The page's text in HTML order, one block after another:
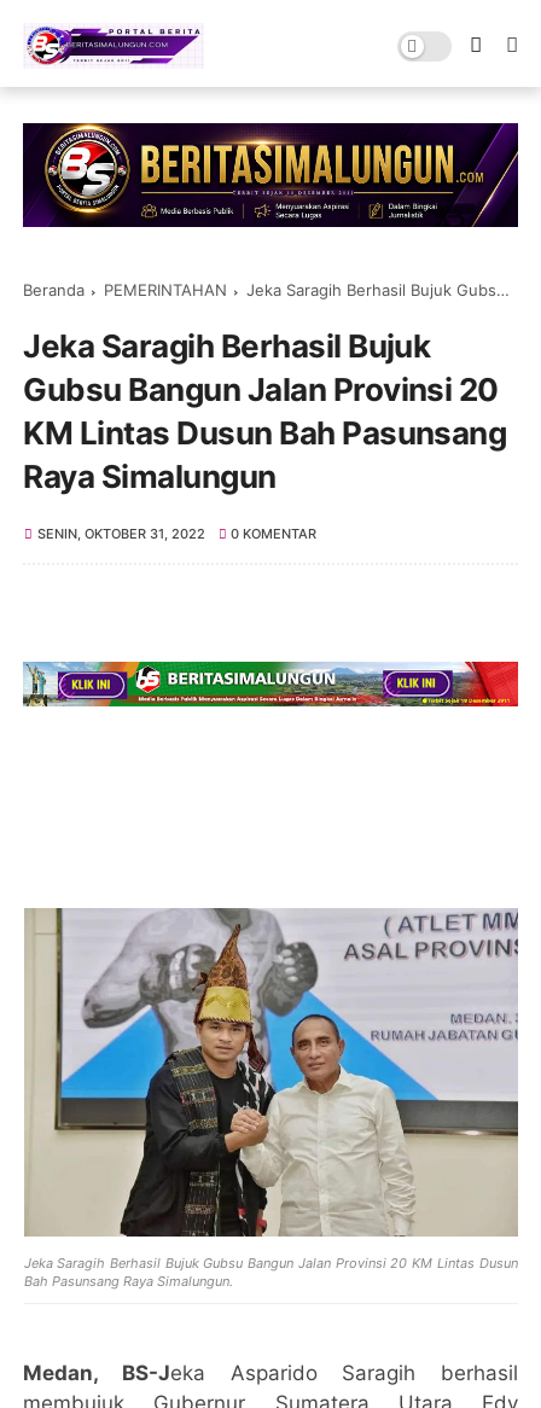
Beranda PEMERINTAHAN Jeka Saragih Berhasil Bujuk Gubsu Bangun Jalan Provinsi 20 KM Lintas Dusun Bah Pasunsang Raya Simalungun
Jeka Saragih Berhasil Bujuk
Gubsu Bangun Jalan Provinsi 20
KM Lintas Dusun Bah Pasunsang
Raya Simalungun
SENIN, OKTOBER 31, 2022 0 KOMENTAR
Jeka Saragih Berhasil Bujuk Gubsu Bangun Jalan Provinsi 20 KM Lintas Dusun
Bah Pasunsang Raya Simalungun.
Medan, BS-Jeka Asparido Saragih berhasil
membujuk Gubernur Sumatera Utara Edy